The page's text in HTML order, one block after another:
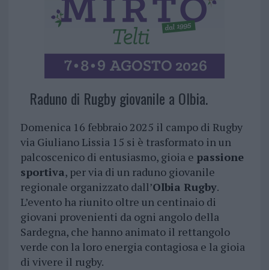
Raduno di Rugby giovanile a Olbia.
Domenica 16 febbraio 2025 il campo di Rugby
via Giuliano Lissia 15 si è trasformato in un
palcoscenico di entusiasmo, gioia e passione
sportiva, per via di un raduno giovanile
regionale organizzato dall’Olbia Rugby.
L’evento ha riunito oltre un centinaio di
giovani provenienti da ogni angolo della
Sardegna, che hanno animato il rettangolo
verde con la loro energia contagiosa e la gioia
di vivere il rugby.